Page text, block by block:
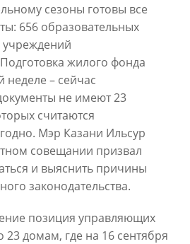
сезоны готовы все
656 образовательных
учреждений
жилого фонда
неделе – сейчас
не имеют 23
считаются
Мэр Казани Ильсур
совещании призвал
и выяснить причины
законодательства.
позиция управляющих
домам, где на 16 сентября